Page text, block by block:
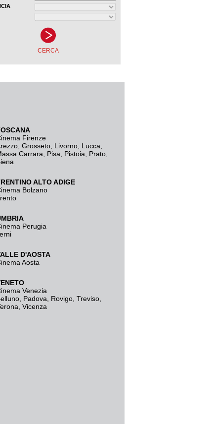
Firenze
Grosseto Livorno Lucca
Carrara
Pisa Pistoia Prato
ALTO ADIGE
Bolzano
Perugia
D'AOSTA
Aosta
Venezia
Padova Rovigo Treviso
Vicenza